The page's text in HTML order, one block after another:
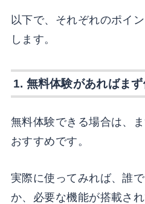
以下で、それぞれのポイ
します。
1. 無料体験があればま
無料体験できる場合は、
おすすめです。
実際に使ってみれば、誰
か、必要な機能が搭載さ